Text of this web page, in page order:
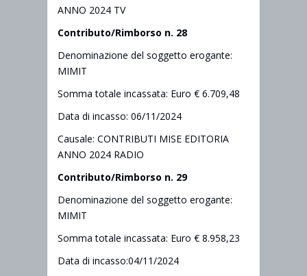
ANNO 2024 TV
Contributo/Rimborso n. 28
Denominazione del soggetto erogante:
MIMIT
Somma totale incassata: Euro € 6.709,48
Data di incasso: 06/11/2024
Causale: CONTRIBUTI MISE EDITORIA
ANNO 2024 RADIO
Contributo/Rimborso n. 29
Denominazione del soggetto erogante:
MIMIT
Somma totale incassata: Euro € 8.958,23
Data di incasso:04/11/2024